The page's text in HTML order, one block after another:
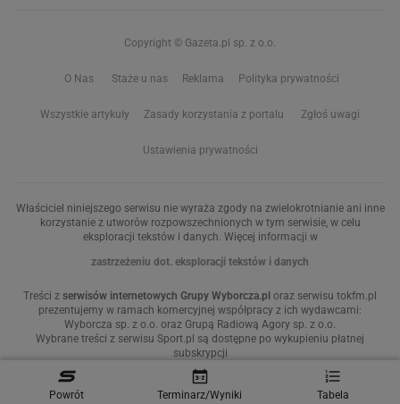
Powrót Terminarz/Wyniki Tabela
Copyright © Gazeta.pl sp. z o.o.
O Nas Staże u nas Reklama Polityka prywatności
Wszystkie artykuły Zasady korzystania z portalu Zgłoś uwagi
Ustawienia prywatności
Właściciel niniejszego serwisu nie wyraża zgody na zwielokrotnianie ani inne
korzystanie z utworów rozpowszechnionych w tym serwisie, w celu
eksploracji tekstów i danych. Więcej informacji w
zastrzeżeniu dot. eksploracji tekstów i danych
Treści z serwisów internetowych Grupy Wyborcza.pl oraz serwisu tokfm.pl
prezentujemy w ramach komercyjnej współpracy z ich wydawcami:
Wyborcza sp. z o.o. oraz Grupą Radiową Agory sp. z o.o.
Wybrane treści z serwisu Sport.pl są dostępne po wykupieniu płatnej
subskrypcji